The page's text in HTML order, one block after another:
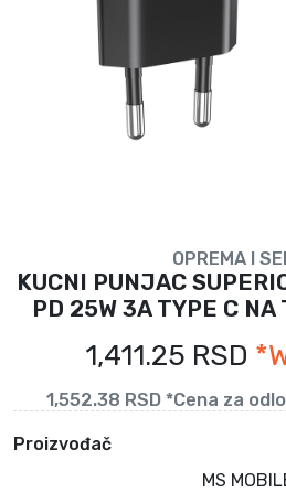
OPREMA I
KUCNI PUNJAC
PD 25W 3A TYPE C NA
1,411.25 RSD
1,552.38 RSD *Cena za
Proizvođač
MS